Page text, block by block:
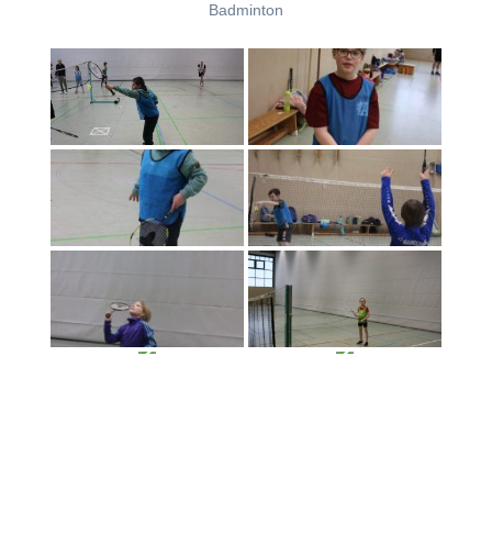
Badminton